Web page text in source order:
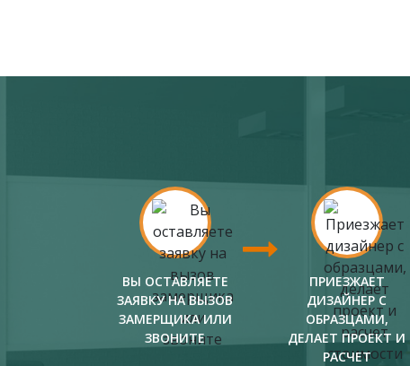
ВЫ ОСТАВЛЯЕТЕ
ЗАЯВКУ НА ВЫЗОВ
ЗАМЕРЩИКА ИЛИ
ЗВОНИТЕ
ПРИЕЗЖАЕТ
ДИЗАЙНЕР С
ОБРАЗЦАМИ,
ДЕЛАЕТ ПРОЕКТ И
РАСЧЕТ